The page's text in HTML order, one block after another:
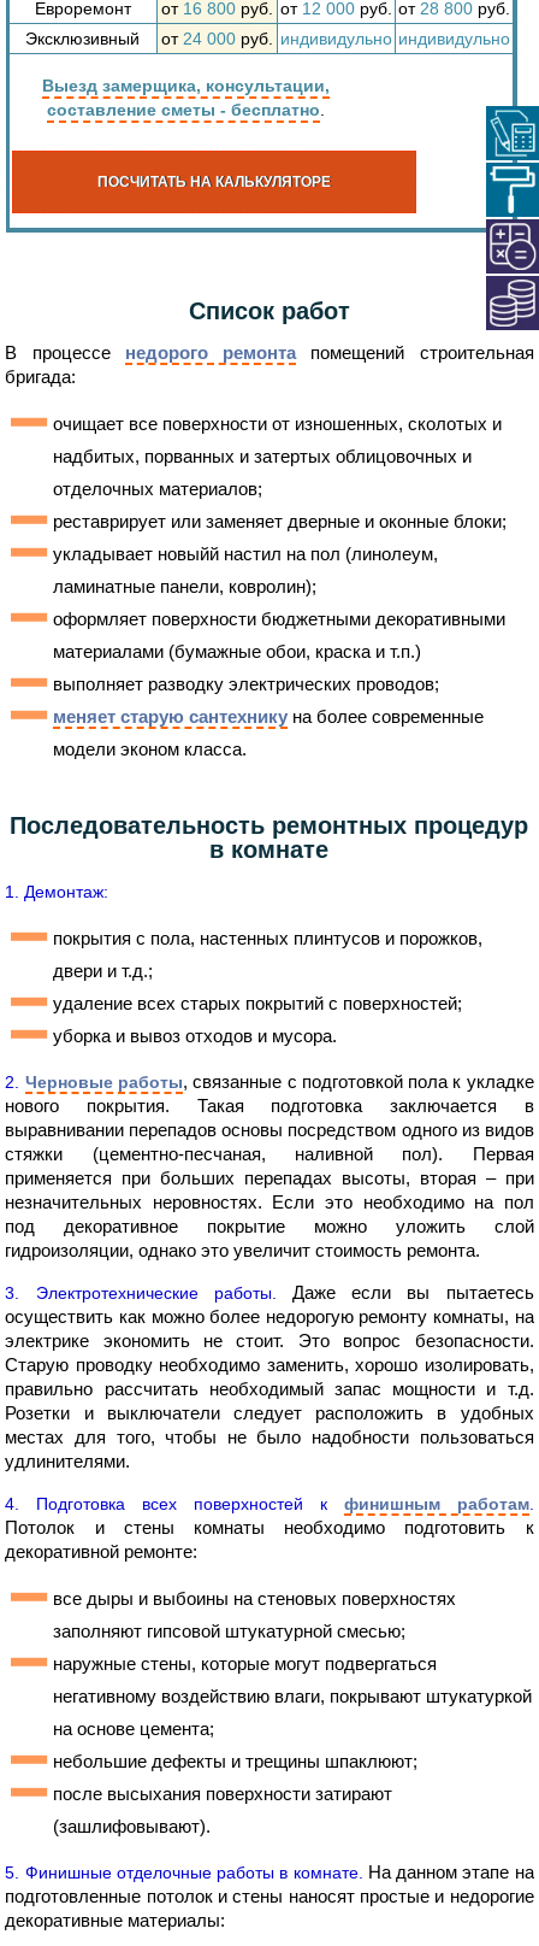
Евроремонт от 16 800руб. от 12 000руб. от 28 800руб.
Эксклюзивный
от 24 000руб. индивидульно индивидульно
Выезд замерщика, консультации,
составление сметы - бесплатно
ПОСЧИТАТЬ НА КАЛЬКУЛЯТОРЕ
Список работ
В процессе недорого ремонтапомещений строительная
бригада:
очищает все поверхности от изношенных, сколотых и
надбитых, порванных и затертых облицовочных и
отделочных материалов;
реставрирует или заменяет дверные и оконные блоки;
укладывает новыйй настил на пол (линолеум,
ламинатные панели, ковролин);
оформляет поверхности бюджетными декоративными
материалами (бумажные обои, краска и т.п.)
выполняет разводку электрических проводов;
меняет старую сантехнику на более современные
модели эконом класса.
Последовательность ремонтных процедур
в комнате
1. Демонтаж:
покрытия с пола, настенных плинтусов и порожков,
двери и т.д.;
удаление всех старых покрытий с поверхностей;
уборка и вывоз отходов и мусора.
2. Черновые работы, связанные с подготовкой пола к укладке
нового покрытия. Такая подготовка заключается в
выравнивании перепадов основы посредством одного из видов
стяжки (цементно-песчаная, наливной пол). Первая
применяется при больших перепадах высоты, вторая – при
незначительных неровностях. Если это необходимо на пол
под декоративное покрытие можно уложить слой
гидроизоляции, однако это увеличит стоимость ремонта.
3. Электротехнические работы.
Даже если вы пытаетесь
осуществить как можно более недорогую ремонту комнаты, на
электрике экономить не стоит. Это вопрос безопасности.
Старую проводку необходимо заменить, хорошо изолировать,
правильно рассчитать необходимый запас мощности и т.д.
Розетки и выключатели следует расположить в удобных
местах для того, чтобы не было надобности пользоваться
удлинителями.
4. Подготовка всех поверхностей к финишным работам.
Потолок и стены комнаты необходимо подготовить к
декоративной ремонте:
все дыры и выбоины на стеновых поверхностях
заполняют гипсовой штукатурной смесью;
наружные стены, которые могут подвергаться
негативному воздействию влаги, покрывают штукатуркой
на основе цемента;
небольшие дефекты и трещины шпаклюют;
после высыхания поверхности затирают
(зашлифовывают).
5. Финишные отделочные работы в комнате. На данном этапе на
подготовленные потолок и стены наносят простые и недорогие
декоративные материалы: